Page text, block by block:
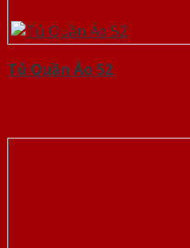
Tủ Quần Áo 52